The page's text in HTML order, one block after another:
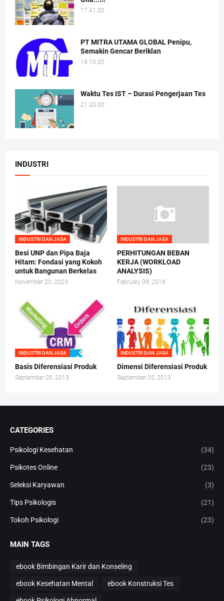
17.41.00
PT MITRA UTAMA GLOBAL Penipu,
Semakin Gencar Beriklan
19.10.00
Waktu Tes IST – Durasi Pengerjaan Tes
21.20.00
INDUSTRI
INDUSTRI DAN JASA
Besi UNP dan Pipa Baja
Hitam: Fondasi yang Kokoh
untuk Bangunan Berkelas
November 20, 2023
INDUSTRI DAN JASA
PERHITUNGAN BEBAN
KERJA (WORKLOAD
ANALYSIS)
February 09, 2016
INDUSTRI DAN JASA
Basis Diferensiasi Produk
September 05, 2013
INDUSTRI DAN JASA
Dimensi Diferensiasi Produk
September 05, 2013
CATEGORIES
Psikologi Kesehatan (34)
Psikotes Online (23)
Seleksi Karyawan (3)
Tips Psikologis (21)
Tokoh Psikologi (23)
MAIN TAGS
ebook Bimbingan Karir dan Konseling
ebook Kesehatan Mental ebook Konstruksi Tes